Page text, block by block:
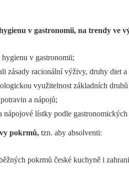
v gastronomii, na trendy ve
v gastronomii;
zásady racionální výživy, druhy diet
využitelnost základních
a nápojů;
nápojové lístky podle
pokrmů, tzn. aby absolventi:
pokrmů české kuchyně i